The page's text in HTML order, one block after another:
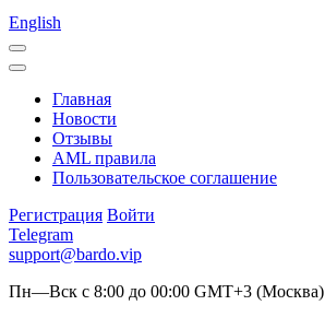
English
Главная
Новости
Отзывы
AML правила
Пользовательское соглашение
Регистрация Войти
Telegram
support@bardo.vip
Пн—Вск с 8:00 до 00:00 GMT+3 (Москва)